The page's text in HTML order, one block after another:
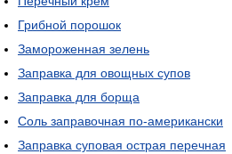
Грибной порошок
Замороженная зелень
Заправка для овощных супов
Заправка для борща
Соль заправочная по-американски
Заправка суповая острая перечная